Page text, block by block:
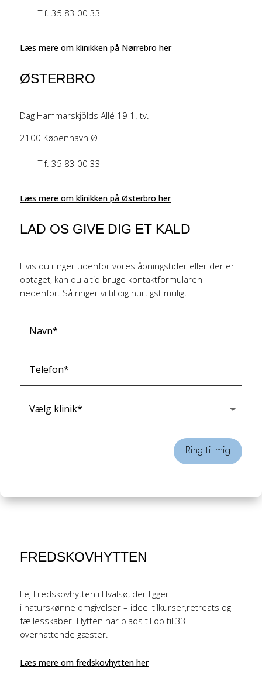
Tlf. 35 83 00 33
Læs mere om klinikken på Nørrebro her
ØSTERBRO
Dag Hammarskjölds Allé 19 1. tv.
2100 København Ø
Tlf. 35 83 00 33
Læs mere om klinikken på Østerbro her
LAD OS GIVE DIG ET KALD
Hvis du ringer udenfor vores åbningstider eller der er
optaget, kan du altid bruge kontaktformularen
nedenfor. Så ringer vi til dig hurtigst muligt.
Ring til mig
FREDSKOVHYTTEN
Lej Fredskovhytten i Hvalsø, der ligger
i naturskønne omgivelser – ideel tilkurser,retreats og
fællesskaber. Hytten har plads til op til 33
overnattende gæster.
Læs mere om fredskovhytten her